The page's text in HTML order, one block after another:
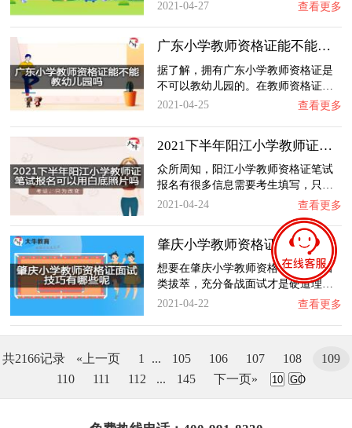
2021-04-27
查看更多
广东小学教师资格证能不能教幼儿园吗？
据了解，拥有广东小学教师资格证是
不可以教幼儿园的。在教师资格证…
2021-04-25
查看更多
2021下半年阳江小学教师证笔试报名可以用白底…
众所周知，阳江小学教师资格证笔试
报名有很多信息需要考生填写，只…
2021-04-24
查看更多
肇庆小学教师资格证面试技巧有哪些呢？
想要在肇庆小学教师资格证面试中出
类拔萃，充分备战面试才是硬道理…
2021-04-22
查看更多
共2166记录 «上一页 1 ... 105 106 107 108
109
110
111 112 ... 145 下一页» GO